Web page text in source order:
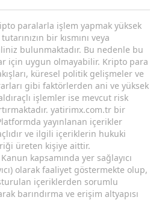
paralarla işlem yapmak yüksek
bir kısmını veya
bulunmaktadır. Bu nedenle bu
için uygun olmayabilir. Kripto para
küresel politik gelişmeler ve
gibi faktörlerden ani ve yüksek
işlemler ise mevcut risk
yatirimx.com.tr bir
yayınlanan içerikler
ve ilgili içeriklerin hukuki
üreten kişiye aittir.
kapsamında yer sağlayıcı
olarak faaliyet göstermekte olup,
içeriklerden sorumlu
barındırma ve erişim altyapısı